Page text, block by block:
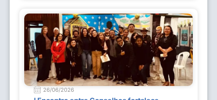
26/06/2026